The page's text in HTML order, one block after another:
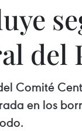
del
Comité
en los